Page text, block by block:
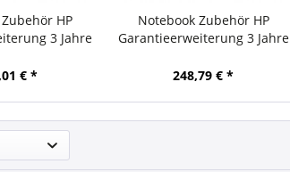
HP
3 Jahre
€ *
Notebook Zubehör HP
Garantieerweiterung 3 Jahre
248,79 € *